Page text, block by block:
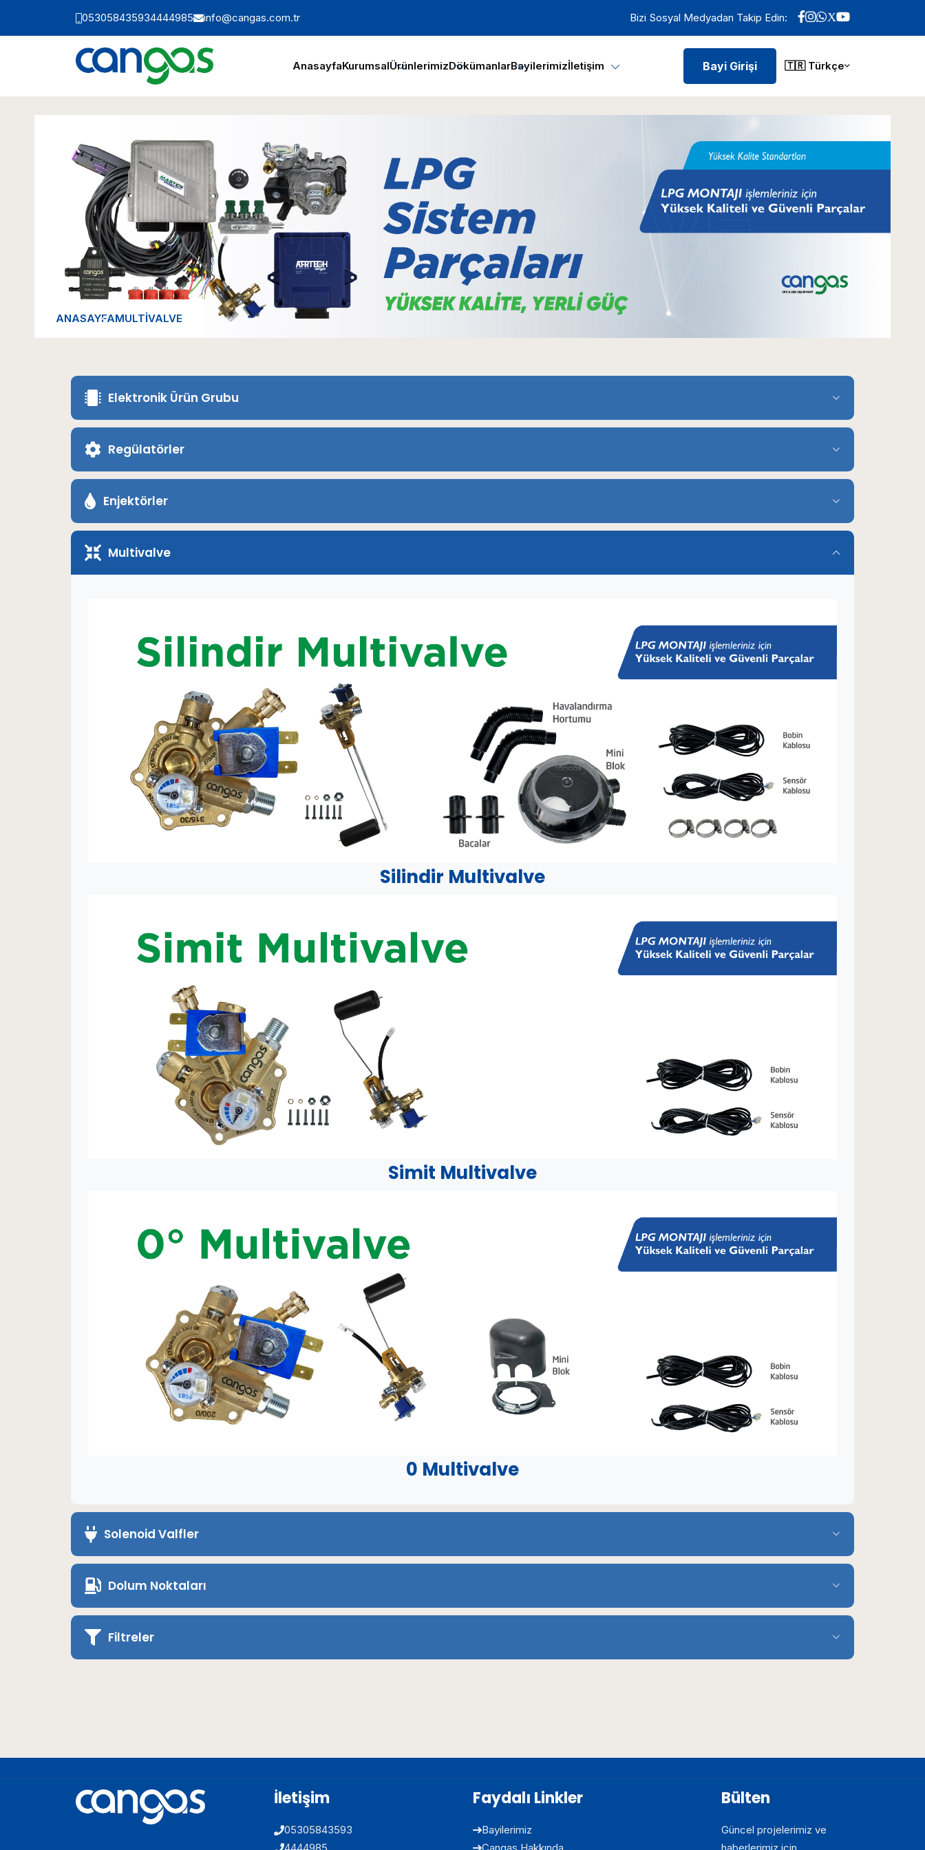
053058435934444985 info@cangas.com.tr Bizi Sosyal Medyadan Takip Edin:
AnasayfaKurumsalÜrünlerimizDökümanlarBayilerimizİletişim Bayi Girişi 🇹🇷 Türkçe
MULTIVALVE
ANASAYFAMULTIVALVE
Elektronik Ürün Grubu
Regülatörler
Enjektörler
Multivalve
Silindir Multivalve
Simit Multivalve
0 Multivalve
Solenoid Valfler
Dolum Noktaları
Filtreler
İletişim
05305843593
Faydalı Linkler
Bayilerimiz
Bülten
Güncel projelerimiz ve